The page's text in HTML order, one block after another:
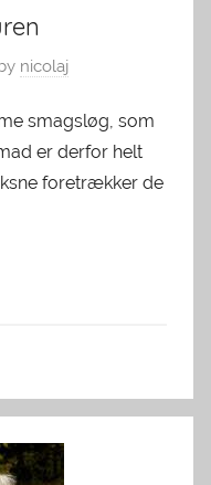
nicolaj
smagsløg, som
er derfor helt
foretrækker de